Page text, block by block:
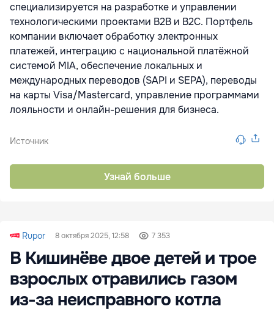
специализируется на разработке и управлении
технологическими проектами B2B и B2C. Портфель
компании включает обработку электронных
платежей, интеграцию с национальной платёжной
системой MIA, обеспечение локальных и
международных переводов (SAPI и SEPA), переводы
на карты Visa/Mastercard, управление программами
лояльности и онлайн-решения для бизнеса.
Источник
Узнай больше
Rupor 8 октября 2025, 12:58 7 353
В Кишинёве двое детей и трое
взрослых отравились газом
из-за неисправного котла